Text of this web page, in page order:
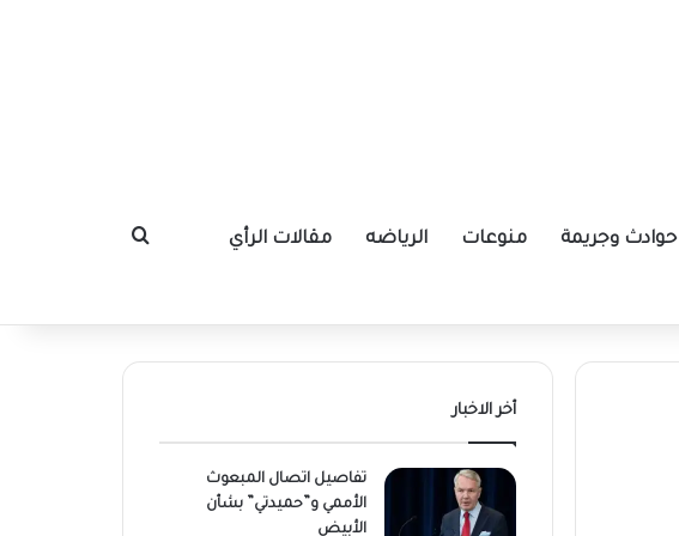
حوادث وجريمة منوعات الرياضه مقالات الرأي بحث عن
أخر الاخبار
تفاصيل اتصال المبعوث
الأممي و”حميدتي” بشأن
الأبيض